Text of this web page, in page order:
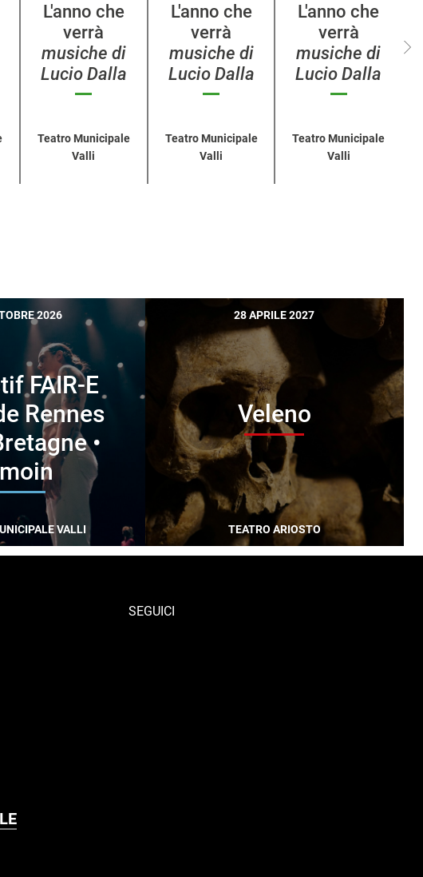
L'anno che
verrà
musiche di
Lucio Dalla
Teatro Municipale
Valli
L'anno che
verrà
musiche di
Lucio Dalla
Teatro Municipale
Valli
L'anno che
verrà
musiche di
Lucio Dalla
Teatro Municipale
Valli
2026
FAIR-E
Rennes
•
VALLI
28 APRILE 2027
Veleno
TEATRO ARIOSTO
SEGUICI